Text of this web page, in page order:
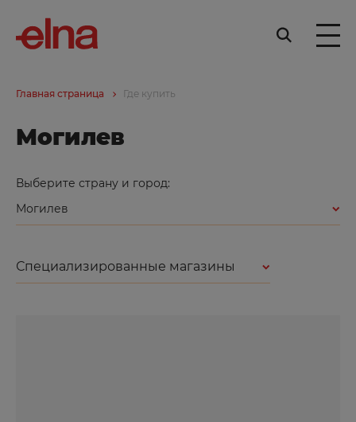
Главная страница Где купить
Могилев
Выберите страну и город:
Могилев
Специализированные магазины